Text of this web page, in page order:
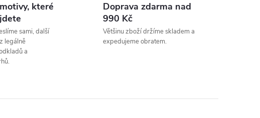
které
sami, další
legálně
a
Doprava zdarma nad
990 Kč
Většinu zboží držíme skladem a
expedujeme obratem.